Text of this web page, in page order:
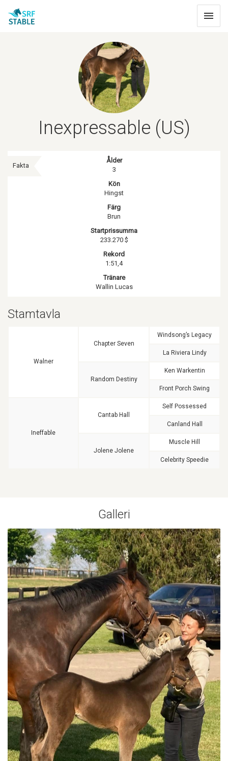
Toggle
Inexpressable (US)
Fakta
Ålder
3
Kön
Hingst
Färg
Brun
Startprissumma
233.270 $
Rekord
1:51,4
Tränare
Wallin Lucas
Stamtavla
Walner
Chapter Seven
Windsong’s Legacy
La Riviera Lindy
Random Destiny
Ken Warkentin
Front Porch Swing
Ineffable
Cantab Hall
Self Possessed
Canland Hall
Jolene Jolene
Muscle Hill
Celebrity Speedie
Galleri